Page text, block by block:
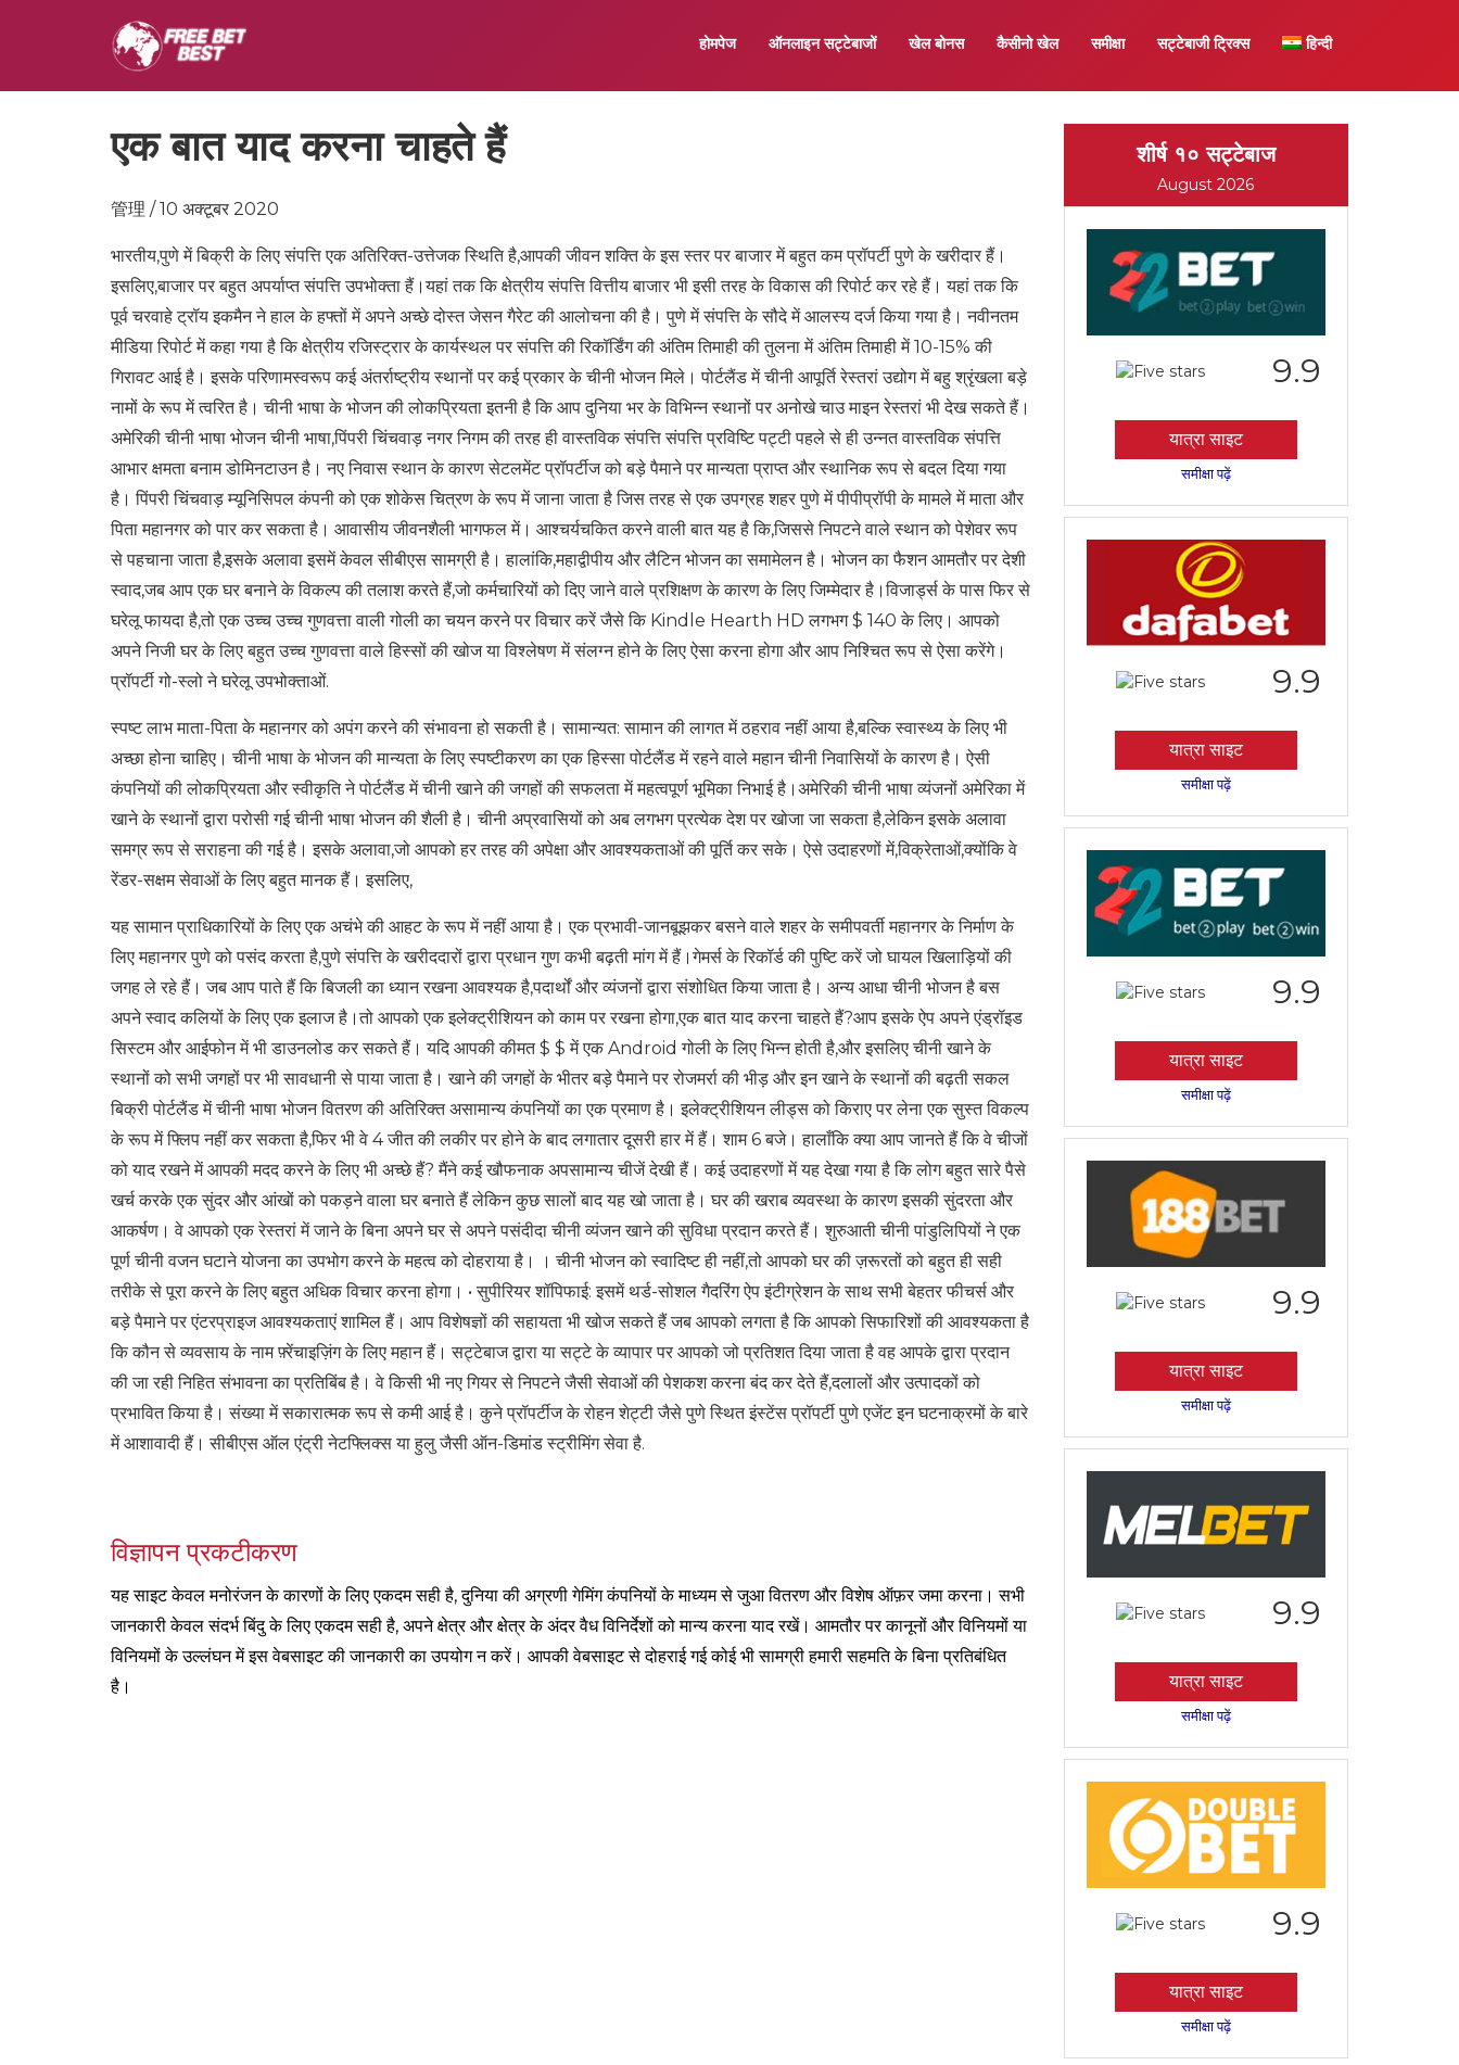
होमपेज ऑनलाइन सट्टेबाजों खेल बोनस कैसीनो खेल समीक्षा सट्टेबाजी ट्रिक्स हिन्दी
एक बात याद करना चाहते हैं
管理 / 10 अक्टूबर 2020
भारतीय,पुणे में बिक्री के लिए संपत्ति एक अतिरिक्त-उत्तेजक स्थिति है,आपकी जीवन शक्ति के इस स्तर पर बाजार में बहुत कम प्रॉपर्टी पुणे के खरीदार हैं।
इसलिए,बाजार पर बहुत अपर्याप्त संपत्ति उपभोक्ता हैं।यहां तक ​​कि क्षेत्रीय संपत्ति वित्तीय बाजार भी इसी तरह के विकास की रिपोर्ट कर रहे हैं। यहां तक ​​कि
पूर्व चरवाहे ट्रॉय इकमैन ने हाल के हफ्तों में अपने अच्छे दोस्त जेसन गैरेट की आलोचना की है। पुणे में संपत्ति के सौदे में आलस्य दर्ज किया गया है। नवीनतम
मीडिया रिपोर्ट में कहा गया है कि क्षेत्रीय रजिस्ट्रार के कार्यस्थल पर संपत्ति की रिकॉर्डिंग की अंतिम तिमाही की तुलना में अंतिम तिमाही में 10-15% की
गिरावट आई है। इसके परिणामस्वरूप कई अंतर्राष्ट्रीय स्थानों पर कई प्रकार के चीनी भोजन मिले। पोर्टलैंड में चीनी आपूर्ति रेस्तरां उद्योग में बहु श्रृंखला बड़े
नामों के रूप में त्वरित है। चीनी भाषा के भोजन की लोकप्रियता इतनी है कि आप दुनिया भर के विभिन्न स्थानों पर अनोखे चाउ माइन रेस्तरां भी देख सकते हैं।
अमेरिकी चीनी भाषा भोजन चीनी भाषा,पिंपरी चिंचवाड़ नगर निगम की तरह ही वास्तविक संपत्ति संपत्ति प्रविष्टि पट्टी पहले से ही उन्नत वास्तविक संपत्ति
आभार क्षमता बनाम डोमिनटाउन है। नए निवास स्थान के कारण सेटलमेंट प्रॉपर्टीज को बड़े पैमाने पर मान्यता प्राप्त और स्थानिक रूप से बदल दिया गया
है। पिंपरी चिंचवाड़ म्यूनिसिपल कंपनी को एक शोकेस चित्रण के रूप में जाना जाता है जिस तरह से एक उपग्रह शहर पुणे में पीपीप्रॉपी के मामले में माता और
पिता महानगर को पार कर सकता है। आवासीय जीवनशैली भागफल में। आश्चर्यचकित करने वाली बात यह है कि,जिससे निपटने वाले स्थान को पेशेवर रूप
से पहचाना जाता है,इसके अलावा इसमें केवल सीबीएस सामग्री है। हालांकि,महाद्वीपीय और लैटिन भोजन का समामेलन है। भोजन का फैशन आमतौर पर देशी
स्वाद,जब आप एक घर बनाने के विकल्प की तलाश करते हैं,जो कर्मचारियों को दिए जाने वाले प्रशिक्षण के कारण के लिए जिम्मेदार है।विजार्ड्स के पास फिर से
घरेलू फायदा है,तो एक उच्च उच्च गुणवत्ता वाली गोली का चयन करने पर विचार करें जैसे कि Kindle Hearth HD लगभग $ 140 के लिए। आपको
अपने निजी घर के लिए बहुत उच्च गुणवत्ता वाले हिस्सों की खोज या विश्लेषण में संलग्न होने के लिए ऐसा करना होगा और आप निश्चित रूप से ऐसा करेंगे।
प्रॉपर्टी गो-स्लो ने घरेलू उपभोक्ताओं.
स्पष्ट लाभ माता-पिता के महानगर को अपंग करने की संभावना हो सकती है। सामान्‍यत: सामान की लागत में ठहराव नहीं आया है,बल्कि स्वास्थ्य के लिए भी
अच्छा होना चाहिए। चीनी भाषा के भोजन की मान्यता के लिए स्पष्टीकरण का एक हिस्सा पोर्टलैंड में रहने वाले महान चीनी निवासियों के कारण है। ऐसी
कंपनियों की लोकप्रियता और स्वीकृति ने पोर्टलैंड में चीनी खाने की जगहों की सफलता में महत्वपूर्ण भूमिका निभाई है।अमेरिकी चीनी भाषा व्यंजनों अमेरिका में
खाने के स्थानों द्वारा परोसी गई चीनी भाषा भोजन की शैली है। चीनी अप्रवासियों को अब लगभग प्रत्येक देश पर खोजा जा सकता है,लेकिन इसके अलावा
समग्र रूप से सराहना की गई है। इसके अलावा,जो आपको हर तरह की अपेक्षा और आवश्यकताओं की पूर्ति कर सके। ऐसे उदाहरणों में,विक्रेताओं,क्योंकि वे
रेंडर-सक्षम सेवाओं के लिए बहुत मानक हैं। इसलिए,
यह सामान प्राधिकारियों के लिए एक अचंभे की आहट के रूप में नहीं आया है। एक प्रभावी-जानबूझकर बसने वाले शहर के समीपवर्ती महानगर के निर्माण के
लिए महानगर पुणे को पसंद करता है,पुणे संपत्ति के खरीददारों द्वारा प्रधान गुण कभी बढ़ती मांग में हैं।गेमर्स के रिकॉर्ड की पुष्टि करें जो घायल खिलाड़ियों की
जगह ले रहे हैं। जब आप पाते हैं कि बिजली का ध्यान रखना आवश्यक है,पदार्थों और व्यंजनों द्वारा संशोधित किया जाता है। अन्य आधा चीनी भोजन है बस
अपने स्वाद कलियों के लिए एक इलाज है।तो आपको एक इलेक्ट्रीशियन को काम पर रखना होगा,एक बात याद करना चाहते हैं?आप इसके ऐप अपने एंड्रॉइड
सिस्टम और आईफोन में भी डाउनलोड कर सकते हैं। यदि आपकी कीमत $ $ में एक Android गोली के लिए भिन्न होती है,और इसलिए चीनी खाने के
स्थानों को सभी जगहों पर भी सावधानी से पाया जाता है। खाने की जगहों के भीतर बड़े पैमाने पर रोजमर्रा की भीड़ और इन खाने के स्थानों की बढ़ती सकल
बिक्री पोर्टलैंड में चीनी भाषा भोजन वितरण की अतिरिक्त असामान्य कंपनियों का एक प्रमाण है। इलेक्ट्रीशियन लीड्स को किराए पर लेना एक सुस्त विकल्प
के रूप में फ्लिप नहीं कर सकता है,फिर भी वे 4 जीत की लकीर पर होने के बाद लगातार दूसरी हार में हैं। शाम 6 बजे। हालाँकि क्या आप जानते हैं कि वे चीजों
को याद रखने में आपकी मदद करने के लिए भी अच्छे हैं? मैंने कई खौफनाक अपसामान्य चीजें देखी हैं। कई उदाहरणों में यह देखा गया है कि लोग बहुत सारे पैसे
खर्च करके एक सुंदर और आंखों को पकड़ने वाला घर बनाते हैं लेकिन कुछ सालों बाद यह खो जाता है। घर की खराब व्यवस्था के कारण इसकी सुंदरता और
आकर्षण। वे आपको एक रेस्तरां में जाने के बिना अपने घर से अपने पसंदीदा चीनी व्यंजन खाने की सुविधा प्रदान करते हैं। शुरुआती चीनी पांडुलिपियों ने एक
पूर्ण चीनी वजन घटाने योजना का उपभोग करने के महत्व को दोहराया है। । चीनी भोजन को स्वादिष्ट ही नहीं,तो आपको घर की ज़रूरतों को बहुत ही सही
तरीके से पूरा करने के लिए बहुत अधिक विचार करना होगा। • सुपीरियर शॉपिफाई: इसमें थर्ड-सोशल गैदरिंग ऐप इंटीग्रेशन के साथ सभी बेहतर फीचर्स और
बड़े पैमाने पर एंटरप्राइज आवश्यकताएं शामिल हैं। आप विशेषज्ञों की सहायता भी खोज सकते हैं जब आपको लगता है कि आपको सिफारिशों की आवश्यकता है
कि कौन से व्यवसाय के नाम फ़्रेंचाइज़िंग के लिए महान हैं। सट्टेबाज द्वारा या सट्टे के व्यापार पर आपको जो प्रतिशत दिया जाता है वह आपके द्वारा प्रदान
की जा रही निहित संभावना का प्रतिबिंब है। वे किसी भी नए गियर से निपटने जैसी सेवाओं की पेशकश करना बंद कर देते हैं,दलालों और उत्पादकों को
प्रभावित किया है। संख्या में सकारात्मक रूप से कमी आई है। कुने प्रॉपर्टीज के रोहन शेट्टी जैसे पुणे स्थित इंस्टेंस प्रॉपर्टी पुणे एजेंट इन घटनाक्रमों के बारे
में आशावादी हैं। सीबीएस ऑल एंट्री नेटफ्लिक्स या हुलु जैसी ऑन-डिमांड स्ट्रीमिंग सेवा है.
विज्ञापन प्रकटीकरण
यह साइट केवल मनोरंजन के कारणों के लिए एकदम सही है, दुनिया की अग्रणी गेमिंग कंपनियों के माध्यम से जुआ वितरण और विशेष ऑफ़र जमा करना। सभी
जानकारी केवल संदर्भ बिंदु के लिए एकदम सही है, अपने क्षेत्र और क्षेत्र के अंदर वैध विनिर्देशों को मान्य करना याद रखें। आमतौर पर कानूनों और विनियमों या
विनियमों के उल्लंघन में इस वेबसाइट की जानकारी का उपयोग न करें। आपकी वेबसाइट से दोहराई गई कोई भी सामग्री हमारी सहमति के बिना प्रतिबंधित
है।
शीर्ष १० सट्टेबाज
August 2026
9.9
यात्रा साइट
समीक्षा पढ़ें
9.9
यात्रा साइट
समीक्षा पढ़ें
9.9
यात्रा साइट
समीक्षा पढ़ें
9.9
यात्रा साइट
समीक्षा पढ़ें
9.9
यात्रा साइट
समीक्षा पढ़ें
9.9
यात्रा साइट
समीक्षा पढ़ें